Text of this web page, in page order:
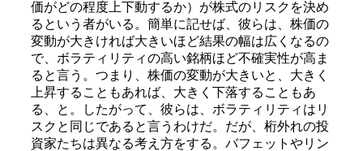
価がどの程度上下動するか）が株式のリスクを決め
るという者がいる。簡単に記せば、彼らは、株価の
変動が大きければ大きいほど結果の幅は広くなるの
で、ボラティリティの高い銘柄ほど不確実性が高ま
ると言う。つまり、株価の変動が大きいと、大きく
上昇することもあれば、大きく下落することもあ
る、と。したがって、彼らは、ボラティリティはリ
スクと同じであると言うわけだ。だが、桁外れの投
資家たちは異なる考え方をする。バフェットやリン